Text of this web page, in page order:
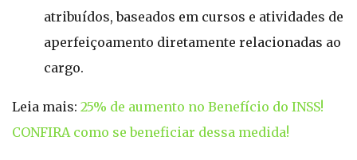
atribuídos, baseados em cursos e atividades de
aperfeiçoamento diretamente relacionadas ao
cargo.
Leia mais: 25% de aumento no Benefício do INSS!
CONFIRA como se beneficiar dessa medida!